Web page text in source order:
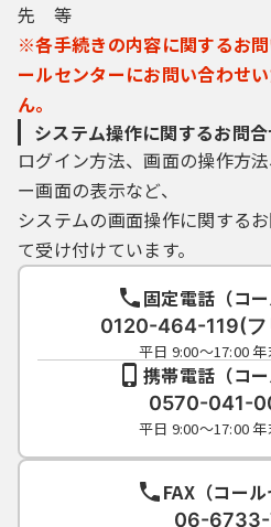
（４）県内自治体は，利
る手続においては，利用
びパスワードに基づき，
者ＩＤ及びパスワードの事
損害等について，一切の
（５）利用者は，利用者Ｉ
を亡失した場合には，改
合，亡失した利用者ＩＤ
取得することはできません
（６）２年間ログインが
者ＩＤは自動的に削除さ
ステムを利用する場合は
取得するものとします。
（７）県内自治体及びシ
ールセンターを含みます
る利用者ＩＤ及び情報の
れた利用者ＩＤの亡失等
は，一切お答えできませ
先 等
※各手続きの内容に関するお
ールセンターにお問い合わせ
ん。
システム操作に関するお問
ログイン方法、画面の操作方
ー画面の表示など、
システムの画面操作に関する
て受け付けています。
固定電話（コー
0120-464-119(フ
平日 9:00～17:00 年
携帯電話（コー
0570-041-
平日 9:00～17:00 年
FAX（コール
06-